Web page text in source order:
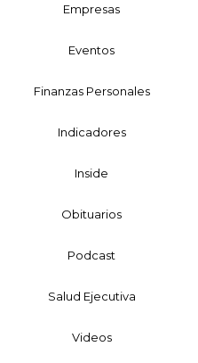
Empresas
Eventos
Finanzas Personales
Indicadores
Inside
Obituarios
Podcast
Salud Ejecutiva
Videos